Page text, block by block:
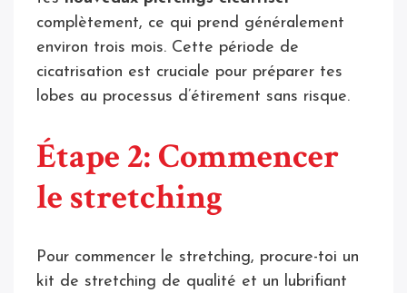
complètement, ce qui prend généralement
environ trois mois. Cette période de
cicatrisation est cruciale pour préparer tes
lobes au processus d’étirement sans risque.
Étape 2: Commencer
le stretching
Pour commencer le stretching, procure-toi un
kit de stretching de qualité et un lubrifiant